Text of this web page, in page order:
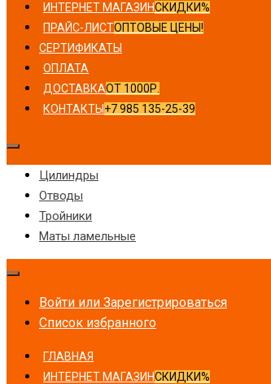
ИНТЕРНЕТ МАГАЗИНСКИДКИ%
ПРАЙС-ЛИСТОПТОВЫЕ ЦЕНЫ!
СЕРТИФИКАТЫ
ОПЛАТА
ДОСТАВКАОТ 1000Р.
КОНТАКТЫ +7 985 135-25-39
Цилиндры
Отводы
Тройники
Маты ламельные
Войти или Зарегистрироваться
Список избранного
ГЛАВНАЯ
ИНТЕРНЕТ МАГАЗИНСКИДКИ%